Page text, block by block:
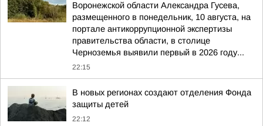
Воронежской области Александра Гусева,
размещенного в понедельник, 10 августа, на
портале антикоррупционной экспертизы
правительства области, в столице
Черноземья выявили первый в 2026 году...
22:15
В новых регионах создают отделения Фонда
защиты детей
22:12